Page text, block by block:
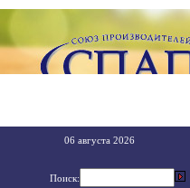
06 августа 2026
Поиск: